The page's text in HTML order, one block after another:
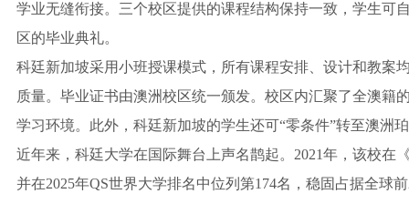
学业无缝衔接。三个校区提供的课程结构保持一致，学生可
区的毕业典礼。
科廷新加坡采用小班授课模式，所有课程安排、设计和教案
质量。毕业证书由澳洲校区统一颁发。校区内汇聚了全澳籍
学习环境。此外，科廷新加坡的学生还可“零条件”转至澳洲
近年来，科廷大学在国际舞台上声名鹊起。2021年，该校在
并在2025年QS世界大学排名中位列第174名，稳固占据全球